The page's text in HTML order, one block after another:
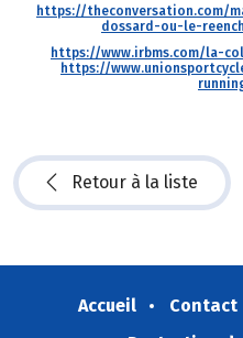
https://theconversation.com/
dossard-ou-le-
https://www.irbms.com/la-
https://
Retour à la liste
Accueil Contact